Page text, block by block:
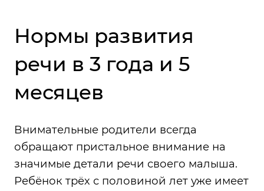
Нормы развития
речи в 3 года и 5
месяцев
Внимательные родители всегда
обращают пристальное внимание на
значимые детали речи своего малыша.
Ребёнок трёх с половиной лет уже имеет